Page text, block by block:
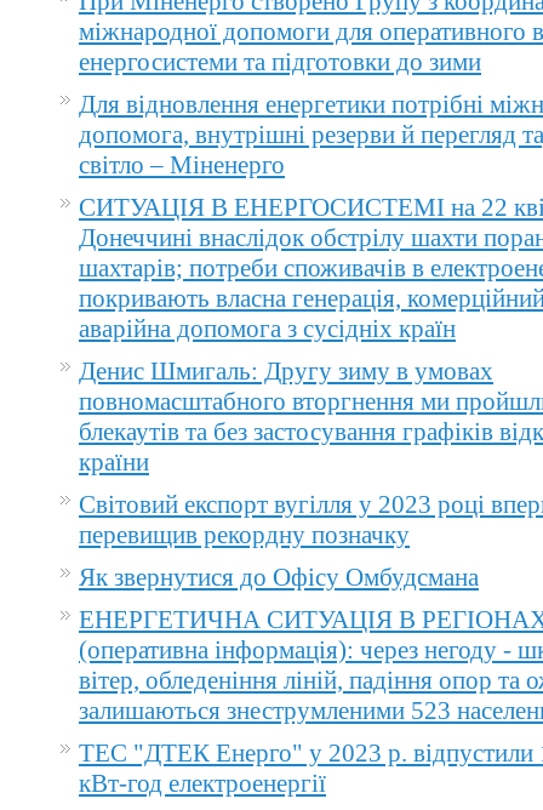
міжнародної допомоги для оперативного
енергосистеми та підготовки до зими
Для відновлення енергетики потрібні
допомога, внутрішні резерви й перегляд
світло – Міненерго
СИТУАЦІЯ В ЕНЕРГОСИСТЕМІ на 22
Донеччині внаслідок обстрілу шахти
шахтарів; потреби споживачів в
покривають власна генерація,
аварійна допомога з сусідніх країн
Денис Шмигаль: Другу зиму в умовах
повномасштабного вторгнення ми
блекаутів та без застосування графіків
країни
Світовий експорт вугілля у 2023 році
перевищив рекордну позначку
Як звернутися до Офісу Омбудсмана
ЕНЕРГЕТИЧНА СИТУАЦІЯ В
(оперативна інформація): через негоду -
вітер, обледеніння ліній, падіння опор та
залишаються знеструмленими 523
ТЕС "ДТЕК Енерго" у 2023 р. відпустили
кВт-год електроенергії